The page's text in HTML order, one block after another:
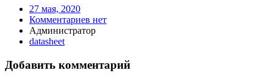
27 мая, 2020
Комментариев нет
Администратор
datasheet
Добавить комментарий